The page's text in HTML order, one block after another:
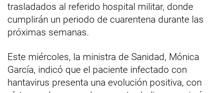
trasladados al referido hospital militar, donde
cumplirán un periodo de cuarentena durante las
próximas semanas.
Este miércoles, la ministra de Sanidad, Mónica
García, indicó que el paciente infectado con
hantavirus presenta una evolución positiva, con